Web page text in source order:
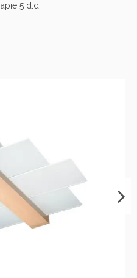
apie 5 d.d.